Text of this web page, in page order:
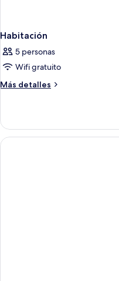
Habitación
5 personas
Wifi gratuito
Más detalles
Más